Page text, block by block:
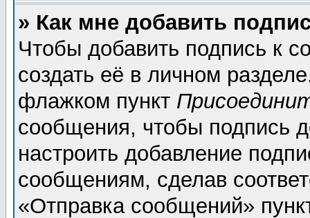
» Как мне добавить
Чтобы добавить подпись к
создать её в личном
флажком пункт
сообщения, чтобы подпись
настроить добавление
сообщениям, сделав
«Отправка сообщений»